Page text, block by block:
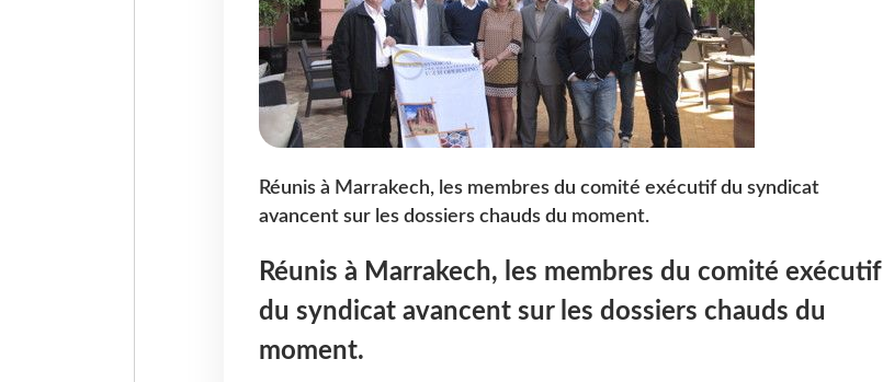
Réunis à Marrakech, les membres du comité exécutif du syndicat
avancent sur les dossiers chauds du moment.
Réunis à Marrakech, les membres du comité exécutif
du syndicat avancent sur les dossiers chauds du
moment.